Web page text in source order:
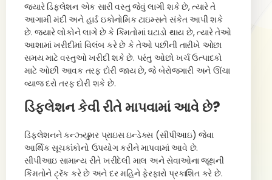
જ્યારે ડિફ્લેશન એક સારી વસ્તુ જેવું લાગી શકે છે, ત્યારે તે
આગામી મંદી અને હાર્ડ ઇકોનોમિક ટાઇમ્સને સંકેત આપી શકે
છે. જ્યારે લોકોને લાગે છે કે કિંમતોમાં ઘટાડો થાય છે, ત્યારે તેઓ
આશામાં ખરીદીમાં વિલંબ કરે છે કે તેઓ પછીની તારીખે ઓછા
સમય માટે વસ્તુઓ ખરીદી શકે છે. પરંતુ ઓછો ખર્ચ ઉત્પાદકો
માટે ઓછી આવક તરફ દોરી જાય છે, જે બેરોજગારી અને ઊંચા
વ્યાજ દરો તરફ દોરી શકે છે.
ડિફ્લેશન કેવી રીતે માપવામાં આવે છે?
ડિફ્લેશનને કન્ઝ્યુમર પ્રાઇસ ઇન્ડેક્સ (સીપીઆઇ) જેવા
આર્થિક સૂચકાંકોનો ઉપયોગ કરીને માપવામાં આવે છે.
સીપીઆઇ સામાન્ય રીતે ખરીદેલી માલ અને સેવાઓના જૂથની
કિંમતોને ટ્રૅક કરે છે અને દર મહિને ફેરફારો પ્રકાશિત કરે છે.